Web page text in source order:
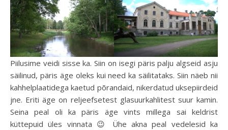
Piilusime veidi sisse ka. Siin on isegi päris palju algseid asju
säilinud, päris äge oleks kui need ka säilitataks. Siin näeb nii
kahhelplaatidega kaetud põrandaid, nikerdatud uksepiirdeid
jne. Eriti äge on reljeefsetest glasuurkahlitest suur kamin.
Seina peal oli ka päris äge vints millega sai keldrist
küttepuid üles vinnata 😉 Ühe akna peal vedelesid ka